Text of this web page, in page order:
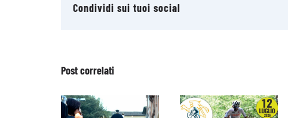
Condividi sui tuoi social
Post correlati